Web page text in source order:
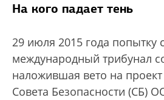
На кого падает тень
29 июля 2015 года попытку
международный трибунал
наложившая вето на
Совета Безопасности (СБ)